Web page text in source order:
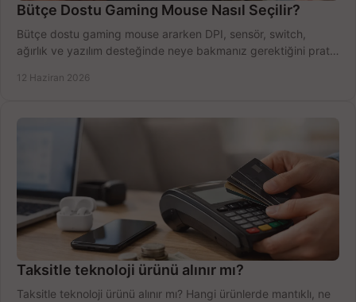
Bütçe Dostu Gaming Mouse Nasıl Seçilir?
Bütçe dostu gaming mouse ararken DPI, sensör, switch,
ağırlık ve yazılım desteğinde neye bakmanız gerektiğini pratik
12 Haziran 2026
Taksitle teknoloji ürünü alınır mı?
Taksitle teknoloji ürünü alınır mı? Hangi ürünlerde mantıklı, ne